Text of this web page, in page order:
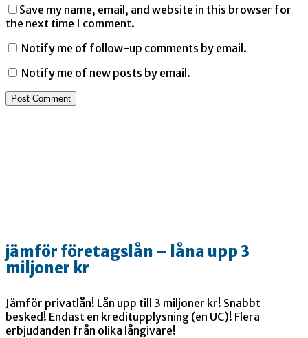
Save my name, email, and website in this browser for
the next time I comment.
Notify me of follow-up comments by email.
Notify me of new posts by email.
jämför företagslån – låna upp 3
miljoner kr
Jämför privatlån! Lån upp till 3 miljoner kr! Snabbt
besked! Endast en kreditupplysning (en UC)! Flera
erbjudanden från olika långivare!